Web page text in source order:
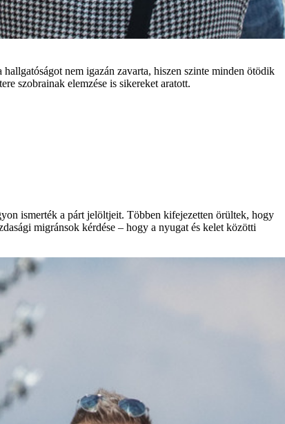
nem igazán zavarta, hiszen szinte minden ötödik
szobrainak elemzése is sikereket aratott.
ismerték a párt jelöltjeit. Többen kifejezetten örültek, hogy
migránsok kérdése – hogy a nyugat és kelet közötti